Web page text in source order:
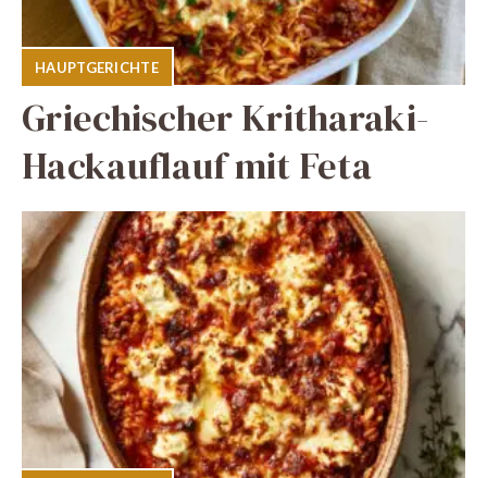
HAUPTGERICHTE
Griechischer Kritharaki-
Hackauflauf mit Feta